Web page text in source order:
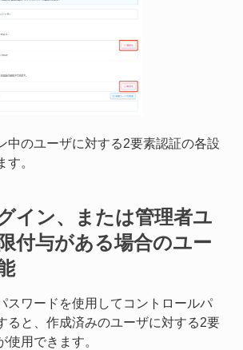
中のユーザに対する2要素認証の各設
す。
イン、または管理者ユ
付与がある場合のユー
スワードを使用してコントロールパ
ると、作成済みのユーザに対する2要
使用できます。